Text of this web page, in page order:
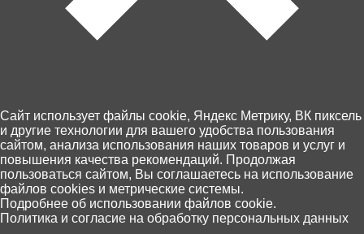
Главная Каталог Корзина
0
Избранное Поиск
Cайт использует файлы cookie, Яндекс Метрику, ВК пиксель
и другие технологии для вашего удобства пользования
сайтом, анализа использования наших товаров и услуг и
повышения качества рекомендаций. Продолжая
пользоваться сайтом, Вы соглашаетесь на использование
файлов cookies и метрические системы.
Подробнее об использовании файлов cookie.
Политика и согласие на обработку персональных данных